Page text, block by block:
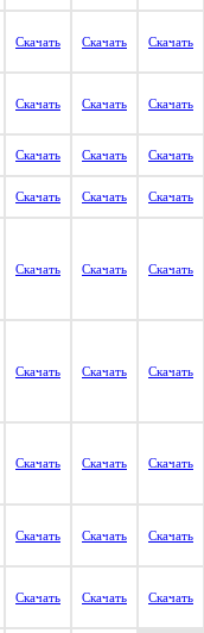
Скачать Скачать Скачать
Скачать Скачать Скачать
Скачать Скачать Скачать
Скачать Скачать Скачать
Скачать Скачать Скачать
Скачать Скачать Скачать
Скачать Скачать Скачать
Скачать Скачать Скачать
Скачать Скачать Скачать